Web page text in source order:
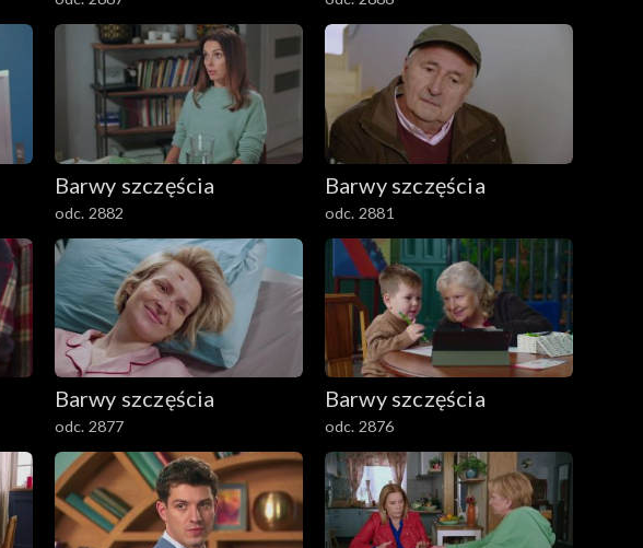
Barwy szczęścia
odc. 2882
Barwy szczęścia
odc. 2881
Barwy szczęścia
odc. 2877
Barwy szczęścia
odc. 2876